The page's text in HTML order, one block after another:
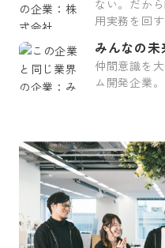
ない。だか
用実務を回
みんなの未
仲間意識を
ム開発企業